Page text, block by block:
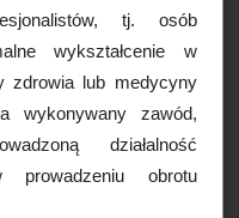
tj. osób
wykształcenie w
zdrowia lub medycyny
zawód,
działalność
prowadzeniu obrotu